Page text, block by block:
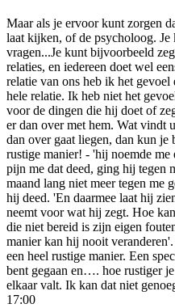
Maar als je ervoor kunt zorgen
laat kijken, of de psycholoog.
vragen...Je kunt bijvoorbeeld
relaties, en iedereen doet wel
relatie van ons heb ik het
hele relatie. Ik heb niet het
voor de dingen die hij doet of
er dan over met hem. Wat vindt
dan over gaat liegen, dan kun
rustige manier! - 'hij noemde me
pijn me dat deed, ging hij tegen
maand lang niet meer tegen me
hij deed. 'En daarmee laat hij
neemt voor wat hij zegt. Hoe
die niet bereid is zijn eigen
manier kan hij nooit
een heel rustige manier. Een
bent gegaan en…. hoe rustiger
elkaar valt. Ik kan dat niet
17:00